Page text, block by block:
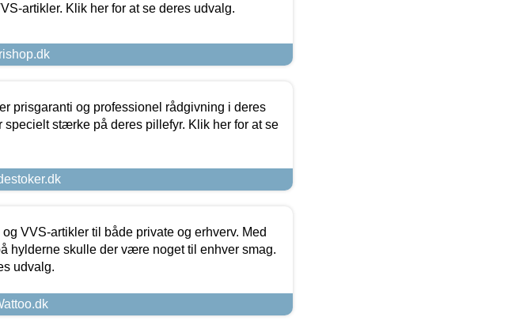
artikler. Klik her for at se deres udvalg.
prisgaranti og professionel rådgivning i deres
specielt stærke på deres pillefyr. Klik her for at se
VVS-artikler til både private og erhverv. Med
hylderne skulle der være noget til enhver smag.
udvalg.